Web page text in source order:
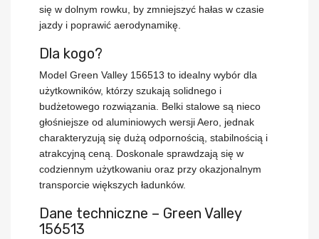
się w dolnym rowku, by zmniejszyć hałas w czasie
jazdy i poprawić aerodynamikę.
Dla kogo?
Model Green Valley 156513 to idealny wybór dla
użytkowników, którzy szukają solidnego i
budżetowego rozwiązania. Belki stalowe są nieco
głośniejsze od aluminiowych wersji Aero, jednak
charakteryzują się dużą odpornością, stabilnością i
atrakcyjną ceną. Doskonale sprawdzają się w
codziennym użytkowaniu oraz przy okazjonalnym
transporcie większych ładunków.
Dane techniczne – Green Valley
156513